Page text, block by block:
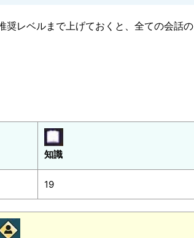
奨レベルまで上げておくと、全ての会話の
知識
19